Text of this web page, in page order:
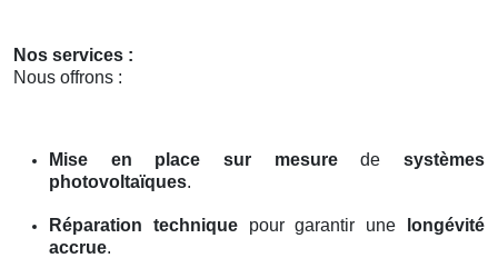
Nos services :
Nous offrons :
Mise en place sur mesuredesystèmes
photovoltaïques.
Réparation techniquepour garantir une
longévité
accrue.